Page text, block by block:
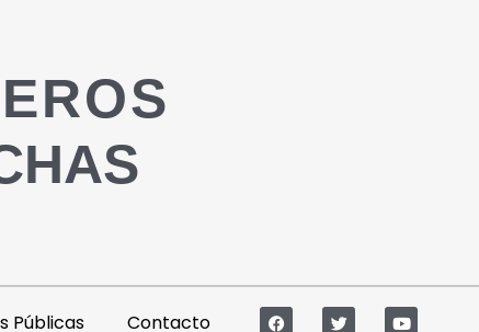
Públicas Contacto